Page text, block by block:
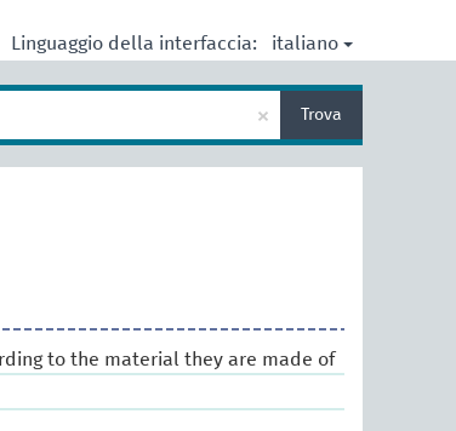
Linguaggio della interfaccia: italiano
× Trova
to the material they are made of